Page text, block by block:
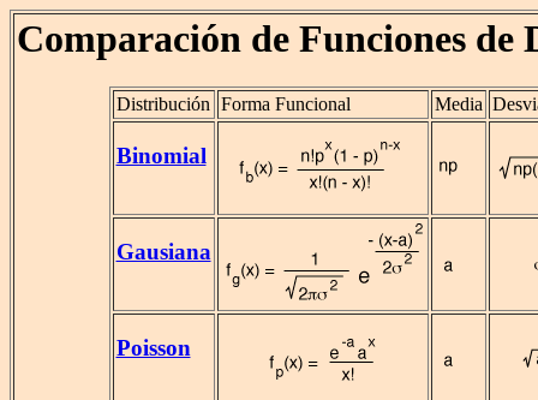
Comparación de Funciones de
Distribución Forma Funcional Media
Binomial
Gausiana
Poisson